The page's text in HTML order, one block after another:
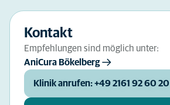
Kontakt
Empfehlungen sind möglich unter:
AniCura Bökelberg
Klinik anrufen: +49 2161 92 60 20